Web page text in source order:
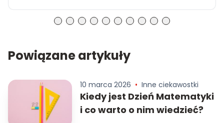
Powiązane artykuły
10 marca 2026 • Inne ciekawostki
Kiedy jest Dzień Matematyki
i co warto o nim wiedzieć?